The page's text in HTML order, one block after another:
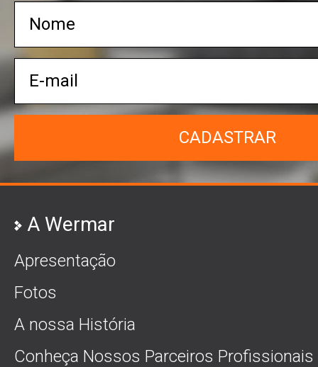
CADASTRAR
A Wermar
Apresentação
Fotos
A nossa História
Conheça Nossos Parceiros Profissionais